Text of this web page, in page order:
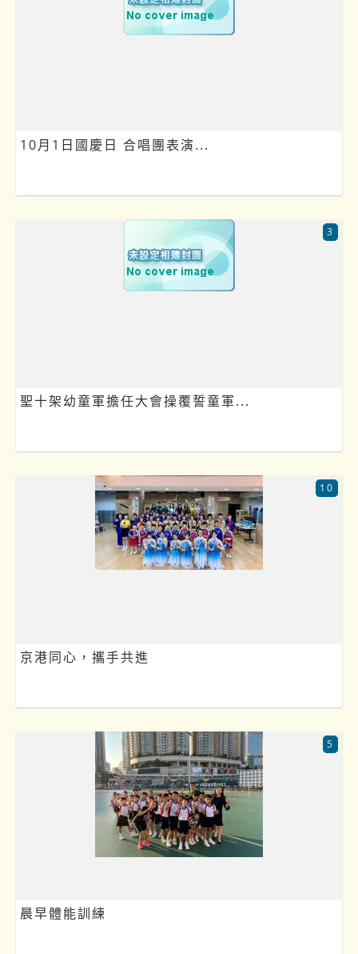
10月1日國慶日 合唱團表演...
聖十架幼童軍擔任大會操覆誓童軍...
3
京港同心，攜手共進
10
晨早體能訓練
5